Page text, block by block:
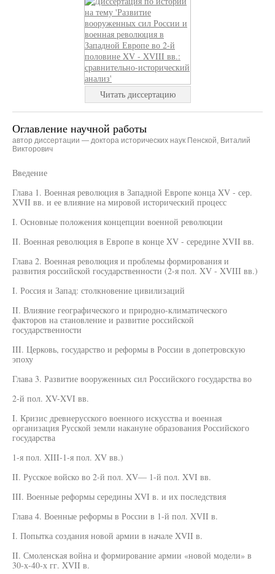
Читать диссертацию
Оглавление научной работы
автор диссертации — доктора исторических наук Пенской, Виталий
Викторович
Введение
Глава 1. Военная революция в Западной Европе конца XV - сер.
XVII вв. и ее влияние на мировой исторический процесс
I. Основные положения концепции военной революции
II. Военная революция в Европе в конце XV - середине XVII вв.
Глава 2. Военная революция и проблемы формирования и
развития российской государственности (2-я пол. XV - XVIII вв.)
I. Россия и Запад: столкновение цивилизаций
II. Влияние географического и природно-климатического
факторов на становление и развитие российской
государственности
III. Церковь, государство и реформы в России в допетровскую
эпоху
Глава 3. Развитие вооруженных сил Российского государства во
2-й пол. XV-XVI вв.
I. Кризис древнерусского военного искусства и военная
организация Русской земли накануне образования Российского
государства
1-я пол. XIII-1-я пол. XV вв.)
II. Русское войско во 2-й пол. XV— 1-й пол. XVI вв.
III. Военные реформы середины XVI в. и их последствия
Глава 4. Военные реформы в России в 1-й пол. XVII в.
I. Попытка создания новой армии в начале XVII в.
II. Смоленская война и формирование армии «новой модели» в
30-х-40-х гг. XVII в.